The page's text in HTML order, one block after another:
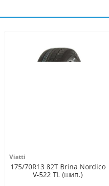
Viatti
175/70R13 82T Brina Nordico
V-522 TL (шип.)